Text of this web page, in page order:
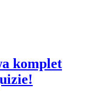
komplet